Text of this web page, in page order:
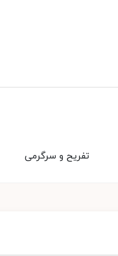
تفریح و سرگرمی